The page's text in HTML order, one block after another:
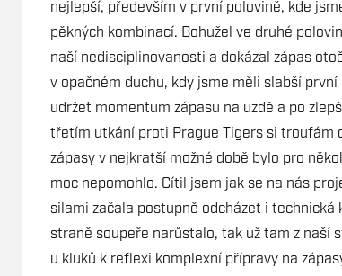
nejlepší, především v první polovině, kde
pěkných kombinací. Bohužel ve druhé
naší nedisciplinovanosti a dokázal zápas
v opačném duchu, kdy jsme měli slabší
udržet momentum zápasu na uzdě a po
třetím utkání proti Prague Tigers si troufám
zápasy v nejkratší možné době bylo pro
moc nepomohlo. Cítil jsem jak se na nás
silami začala postupně odcházet i
straně soupeře narůstalo, tak už tam z naší
u kluků k reflexi komplexní přípravy na